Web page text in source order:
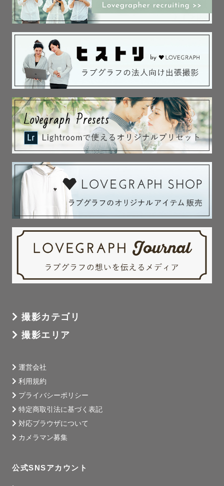
撮影カテゴリ
撮影エリア
運営会社
利用規約
プライバシーポリシー
特定商取引法に基づく表記
対応ブラウザについて
カメラマン募集
公式SNSアカウント